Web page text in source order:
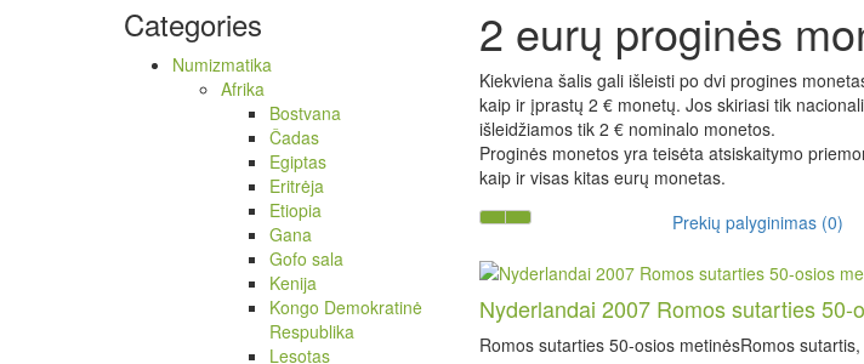
Categories
Numizmatika
Afrika
Bostvana
Čadas
Egiptas
Eritrėja
Etiopia
Gana
Gofo sala
Kenija
Kongo Demokratinė
Respublika
Lesotas
2 eurų proginės
Kiekviena šalis gali išleisti po dvi progines
kaip ir įprastų 2 € monetų. Jos skiriasi tik
išleidžiamos tik 2 € nominalo monetos.
Proginės monetos yra teisėta atsiskaitymo
kaip ir visas kitas eurų monetas.
Prekių palyginimas (0)
Nyderlandai 2007 Romos sutarties 50-
Romos sutarties 50-osios metinėsRomos